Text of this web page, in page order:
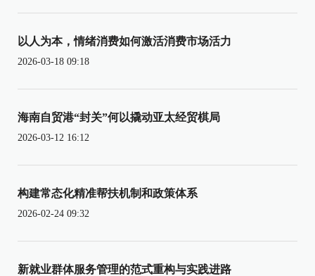
以人为本，情绪消费如何激活消费市场活力
2026-03-18 09:18
海南自贸港“封关”何以撬动亚太经贸棋局
2026-03-12 16:12
构建常态化精准帮扶机制和政策体系
2026-02-24 09:32
新就业群体服务管理的范式重构与实践进路